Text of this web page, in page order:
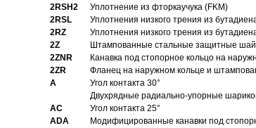
2RSH2
Уплотнение из фторкаучука (FKM)
2RSL
Уплотнения низкого трения из
2RZ
Уплотнения низкого трения из
2Z
Штампованные стальные защитные
2ZNR
Канавка под стопорное кольцо на
2ZR
Фланец на наружном кольце и
A
Угол контакта 30°
Двухрядные радиально-упорные
AC
Угол контакта 25°
ADA
Модифицированные канавки под